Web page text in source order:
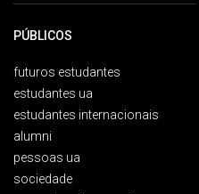
PÚBLICOS
futuros estudantes
estudantes ua
estudantes internacionais
alumni
pessoas ua
sociedade